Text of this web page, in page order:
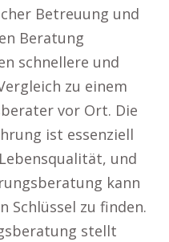
Betreuung und
Beratung
schnellere und
zu einem
vor Ort. Die
ist essenziell
und
kann
Schlüssel zu finden.
stellt